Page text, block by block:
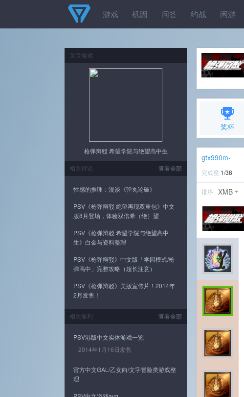
游戏 机因 问答 约战 闲游
奖杯
gtx990m-
完成度 1/38
排序 XMB
关联游戏
枪弹辩驳 希望学院与绝望高中生
查看全部
相关讨论
性感的推理：漫谈《弹丸论破》
PSV《枪弹辩驳 绝望再现双重包》中文
版8月登场，体验双倍希（绝）望
PSV《枪弹辩驳 希望学院与绝望高中
生》白金与资料整理
PSV《枪弹辩驳》中文版「学园模式/枪
弹高中」完整攻略（超长注意）
PSV《枪弹辩驳》美版宣传片！2014年
2月发售！
查看全部
相关游列
PSV港版中文实体游戏一览
2014年1月16日发售
官方中文GAL/乙女向/文字冒险类游戏整
理